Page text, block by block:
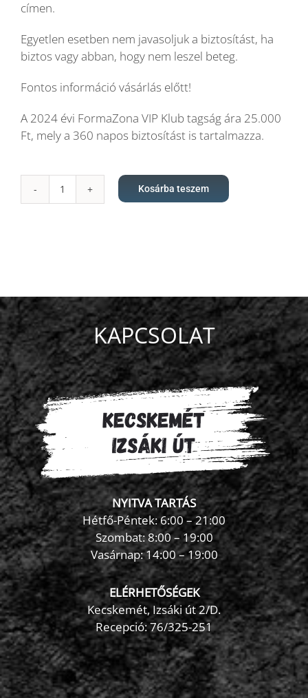
címen.
Egyetlen esetben nem javasoljuk a biztosítást, ha
biztos vagy abban, hogy nem leszel beteg.
Fontos információ vásárlás előtt!
A 2024 évi FormaZona VIP Klub tagság ára 25.000
Ft, mely a 360 napos biztosítást is tartalmazza.
Betegség,
Kosárba teszem
KAPCSOLAT
NYITVA TARTÁS
Hétfő-Péntek: 6:00 – 21:00
Szombat: 8:00 – 19:00
Vasárnap: 14:00 – 19:00
ELÉRHETŐSÉGEK
Kecskemét, Izsáki út 2/D.
Recepció:76/325-251